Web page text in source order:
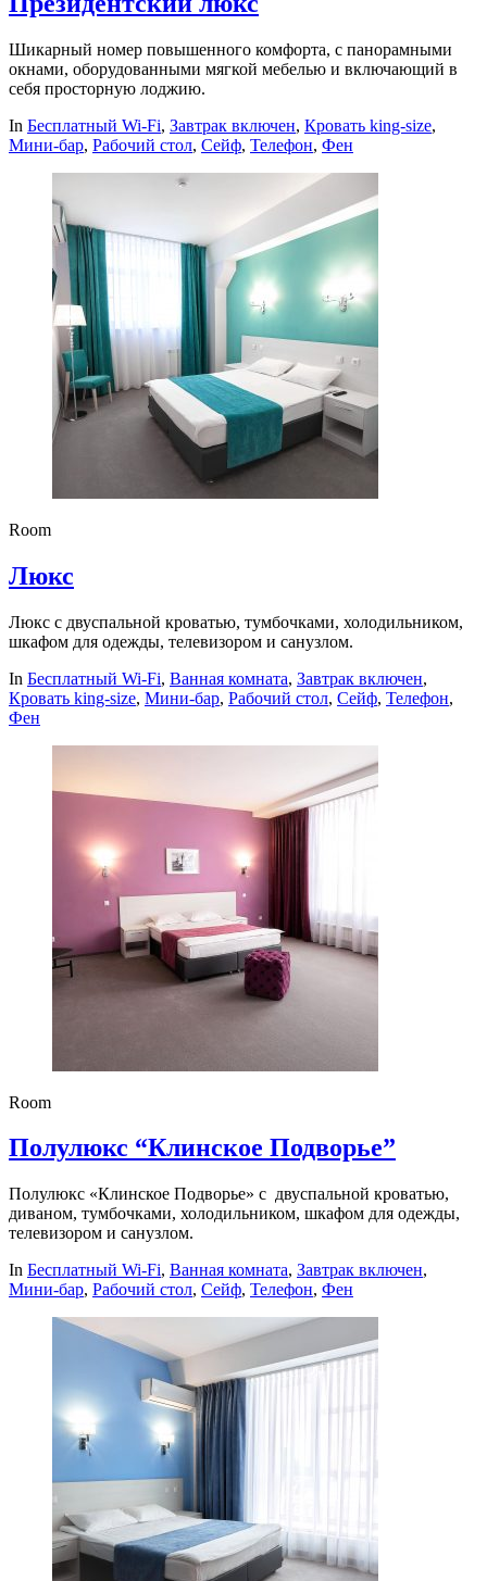
Шикарный номер повышенного комфорта, с панорамными
окнами, оборудованными мягкой мебелью и включающий в
себя просторную лоджию.
In Бесплатный Wi-Fi, Завтрак включен, Кровать king-size,
Мини-бар, Рабочий стол, Сейф, Телефон, Фен
Room
Люкс
Люкс с двуспальной кроватью, тумбочками, холодильником,
шкафом для одежды, телевизором и санузлом.
In Бесплатный Wi-Fi, Ванная комната, Завтрак включен,
Кровать king-size, Мини-бар, Рабочий стол, Сейф, Телефон,
Фен
Room
Полулюкс “Клинское Подворье”
Полулюкс «Клинское Подворье» с двуспальной кроватью,
диваном, тумбочками, холодильником, шкафом для одежды,
телевизором и санузлом.
In Бесплатный Wi-Fi, Ванная комната, Завтрак включен,
Мини-бар, Рабочий стол, Сейф, Телефон, Фен